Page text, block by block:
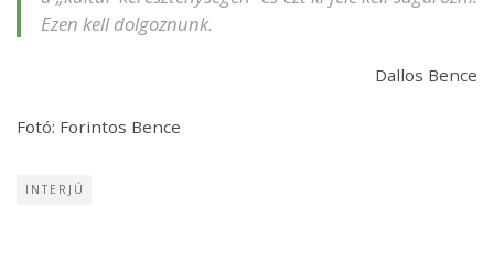
Ezen kell dolgoznunk.
Dallos Bence
Fotó: Forintos Bence
INTERJÚ